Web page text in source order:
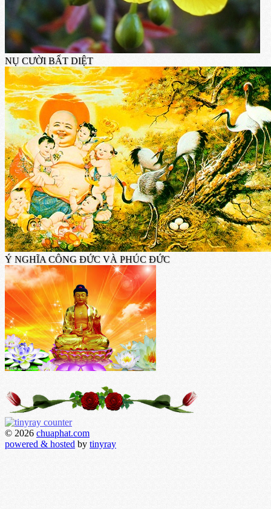
NỤ CƯỜI BẤT DIỆT
Ý NGHĨA CÔNG ĐỨC VÀ PHÚC ĐỨC
© 2026 chuaphat.com
powered & hosted by tinyray